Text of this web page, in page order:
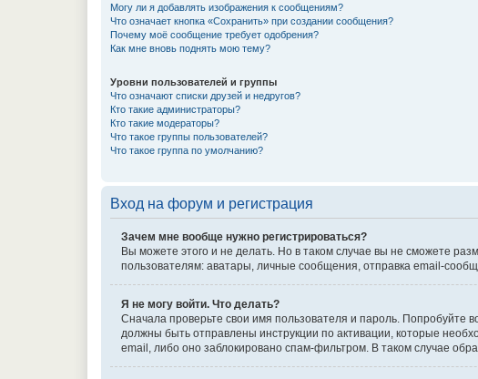
Могу ли я добавлять изображения к сообщениям?
Что означает кнопка «Сохранить» при создании сообщения?
Почему моё сообщение требует одобрения?
Как мне вновь поднять мою тему?
Уровни пользователей и группы
Что означают списки друзей и недругов?
Кто такие администраторы?
Кто такие модераторы?
Что такое группы пользователей?
Что такое группа по умолчанию?
Вход на форум и регистрация
Зачем мне вообще нужно регистрироваться?
Вы можете этого и не делать. Но в таком случае вы не сможете
пользователям: аватары, личные сообщения, отправка email-
Я не могу войти. Что делать?
Сначала проверьте свои имя пользователя и пароль. Попробуйте
должны быть отправлены инструкции по активации, которые
email, либо оно заблокировано спам-фильтром. В таком случае